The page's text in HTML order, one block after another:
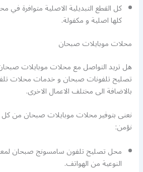
كل القطع التبديلية الاصلية متوافرة في
كلها اصلية و مكفولة.
محلات موبايلات صبحان
هل تريد التواصل مع محلات موبايلات
تصليح تلفونات صبحان و خدمات محلات
بالاضافة الى مختلف الاعمال الاخرى.
نعنى بتوفير محلات موبايلات صبحان من
نؤمن:
محل تصليح تلفون سامسونج صبحان
النوعية من الهواتف.